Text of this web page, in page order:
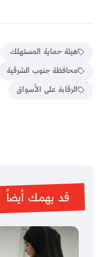
هيئة حماية المستهلك
محافظة جنوب الشرقية
الرقابة على الأسواق
قد يهمك أيضاً